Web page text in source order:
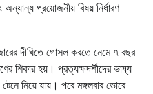
অন্যান্য প্রয়োজনীয় বিষয় নির্ধারণ
দীঘিতে গোসল করতে নেমে ৭ বছর
শিকার হয়। প্রত্যক্ষদর্শীদের ভাষ্য
টেনে নিয়ে যায়। পরে মঙ্গলবার ভোরে